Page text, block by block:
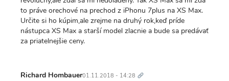
to práve orechové na prechod z iPhonu 7plus na XS Max.
Určite si ho kúpim,ale zrejme na druhý rok,keď príde
nástupca XS Max a starší model zlacnie a bude sa predávať
za priatelnejšie ceny.
Richard Hombauer01.11.2018 - 14:28 odkaz